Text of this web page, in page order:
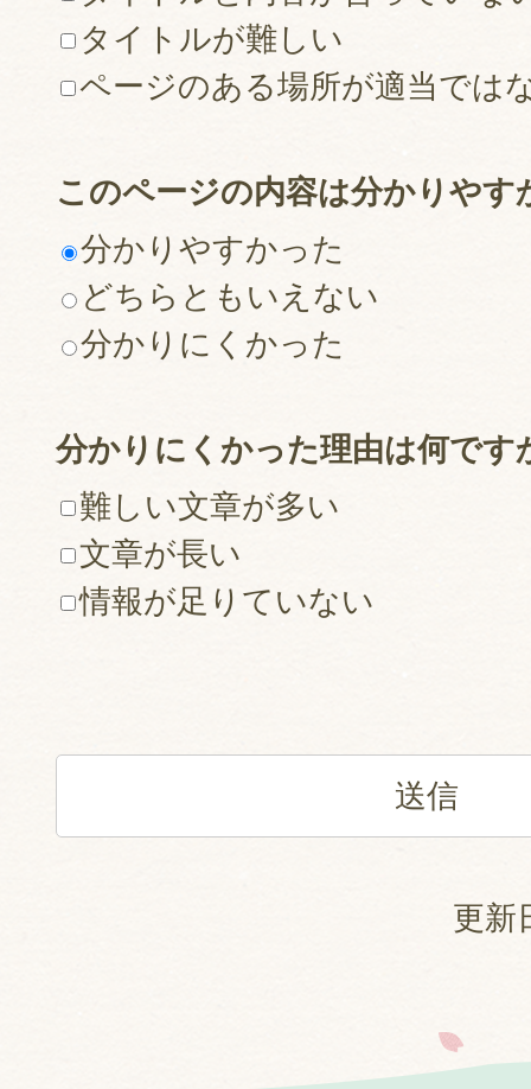
タイトルが難しい
ページのある場所が適当では
このページの内容は分かりやす
分かりやすかった
どちらともいえない
分かりにくかった
分かりにくかった理由は何です
難しい文章が多い
文章が長い
情報が足りていない
更新